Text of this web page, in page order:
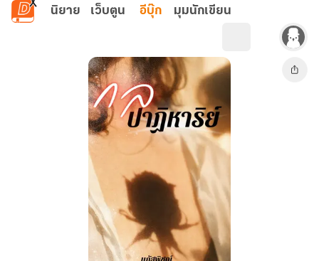
ข้ามไปยังเนื้อหาหลัก
นิยาย เว็บตูน อีบุ๊ก มุมนักเขียน